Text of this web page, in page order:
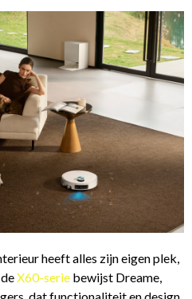
heeft alles zijn eigen plek,
X60-serie bewijst Dreame,